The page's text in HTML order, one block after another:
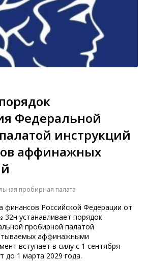
Федеральной
инструкций
аффинажных
пробирная палата
финансов Российской Федерации от
устанавливает порядок
пробирной палатой
аффинажными
вступает в силу с 1 сентября
до 1 марта 2029 года.